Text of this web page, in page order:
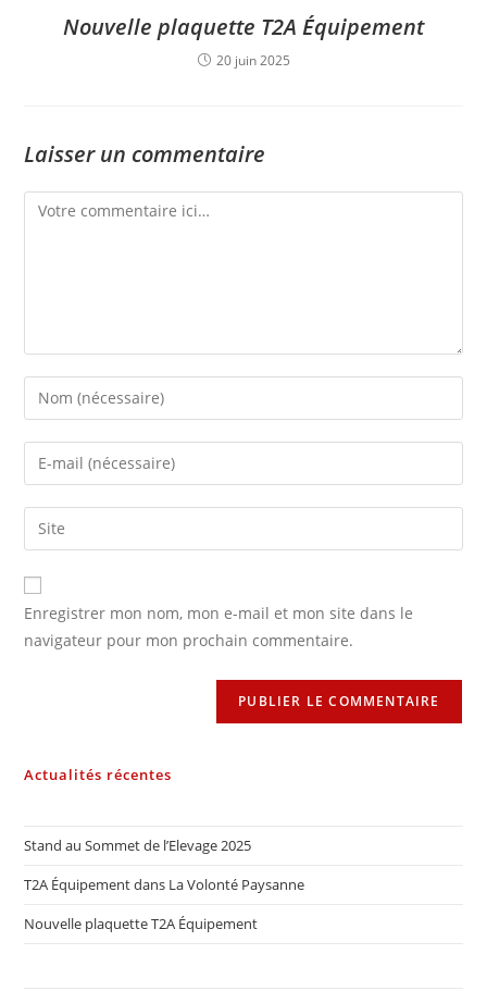
Nouvelle plaquette T2A Équipement
20 juin 2025
Laisser un commentaire
Enregistrer mon nom, mon e-mail et mon site dans le
navigateur pour mon prochain commentaire.
Actualités récentes
Stand au Sommet de l’Elevage 2025
T2A Équipement dans La Volonté Paysanne
Nouvelle plaquette T2A Équipement